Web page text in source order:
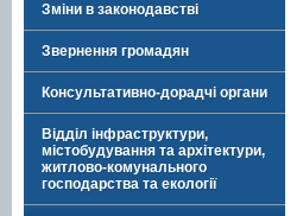
Зміни в законодавстві
Звернення громадян
Консультативно-дорадчі органи
Відділ інфраструктури,
містобудування та архітектури,
житлово-комунального
господарства та екології